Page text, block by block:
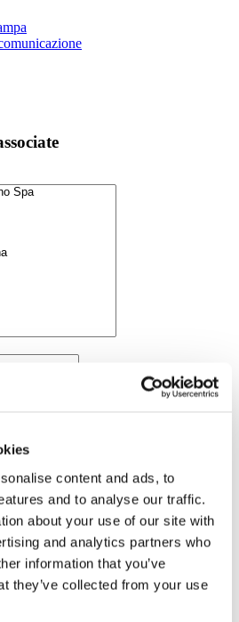
content and ads, to
and to analyse our traffic.
about your use of our site with
and analytics partners who
information that you’ve
they’ve collected from your use
i Soci Aggregati
Milano